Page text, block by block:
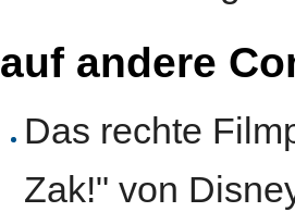
auf andere
Das rechte
Zak!" von